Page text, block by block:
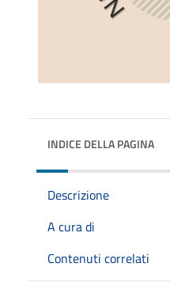
INDICE DELLA PAGINA
Descrizione
A cura di
Contenuti correlati